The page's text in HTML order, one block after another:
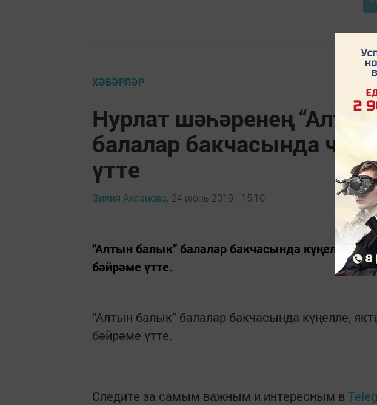
ХӘБӘРЛӘР
Нурлат шәһәренең
балалар бакчасында
үтте
Зилия Аксанова, 24 июнь 2019 - 15:10
“Алтын балык” балалар бакчасында күңелле,
бәйрәме үтте.
“Алтын балык” балалар бакчасында күңелле,
бәйрәме үтте.
Следите за самым важным и интересным в